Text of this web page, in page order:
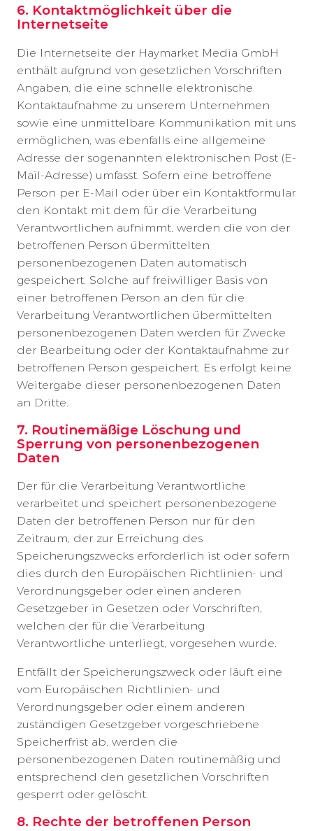
6. Kontaktmöglichkeit über die
Internetseite
Die Internetseite der Haymarket Media GmbH
enthält aufgrund von gesetzlichen Vorschriften
Angaben, die eine schnelle elektronische
Kontaktaufnahme zu unserem Unternehmen
sowie eine unmittelbare Kommunikation mit uns
ermöglichen, was ebenfalls eine allgemeine
Adresse der sogenannten elektronischen Post (E-
Mail-Adresse) umfasst. Sofern eine betroffene
Person per E-Mail oder über ein Kontaktformular
den Kontakt mit dem für die Verarbeitung
Verantwortlichen aufnimmt, werden die von der
betroffenen Person übermittelten
personenbezogenen Daten automatisch
gespeichert. Solche auf freiwilliger Basis von
einer betroffenen Person an den für die
Verarbeitung Verantwortlichen übermittelten
personenbezogenen Daten werden für Zwecke
der Bearbeitung oder der Kontaktaufnahme zur
betroffenen Person gespeichert. Es erfolgt keine
Weitergabe dieser personenbezogenen Daten
an Dritte.
7. Routinemäßige Löschung und
Sperrung von personenbezogenen
Daten
Der für die Verarbeitung Verantwortliche
verarbeitet und speichert personenbezogene
Daten der betroffenen Person nur für den
Zeitraum, der zur Erreichung des
Speicherungszwecks erforderlich ist oder sofern
dies durch den Europäischen Richtlinien- und
Verordnungsgeber oder einen anderen
Gesetzgeber in Gesetzen oder Vorschriften,
welchen der für die Verarbeitung
Verantwortliche unterliegt, vorgesehen wurde.
Entfällt der Speicherungszweck oder läuft eine
vom Europäischen Richtlinien- und
Verordnungsgeber oder einem anderen
zuständigen Gesetzgeber vorgeschriebene
Speicherfrist ab, werden die
personenbezogenen Daten routinemäßig und
entsprechend den gesetzlichen Vorschriften
gesperrt oder gelöscht.
8. Rechte der betroffenen Person